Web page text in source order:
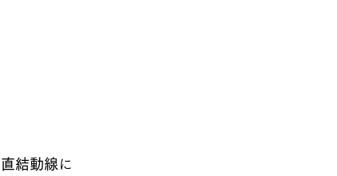
直結動線に